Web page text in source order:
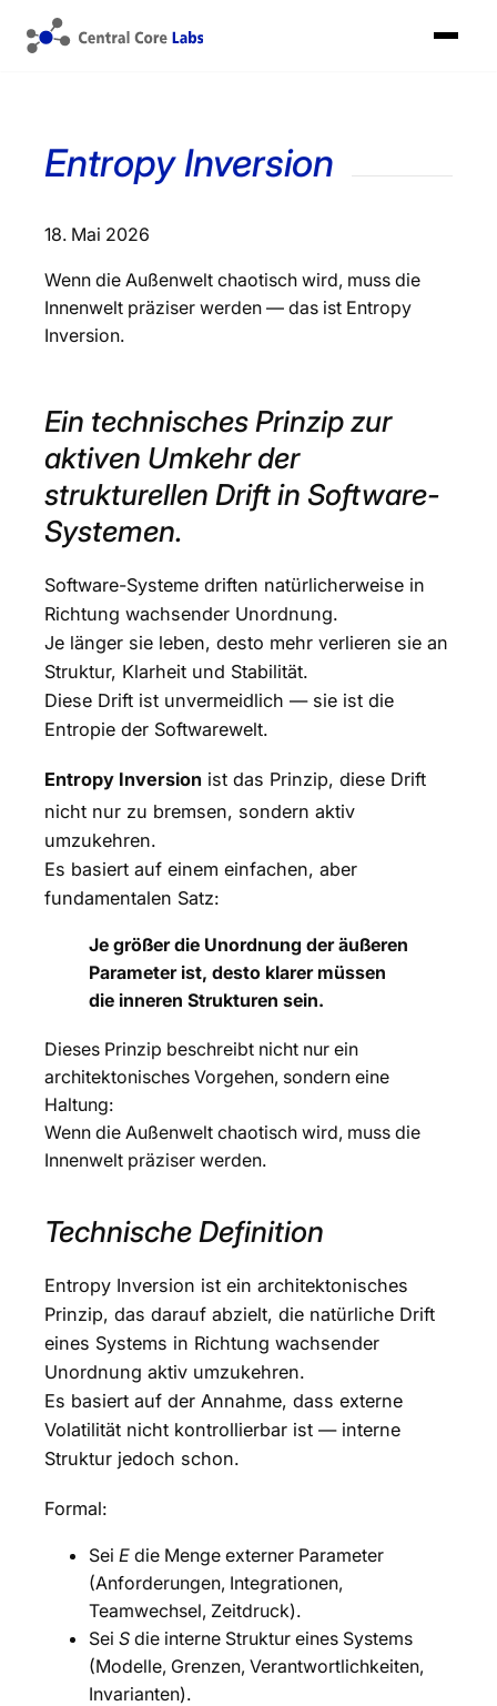
Entropy Inversion
18. Mai 2026
Wenn die Außenwelt chaotisch wird, muss die
Innenwelt präziser werden — das ist Entropy
Inversion.
Ein technisches Prinzip zur
aktiven Umkehr der
strukturellen Drift in Software-
Systemen.
Software-Systeme driften natürlicherweise in
Richtung wachsender Unordnung.
Je länger sie leben, desto mehr verlieren sie an
Struktur, Klarheit und Stabilität.
Diese Drift ist unvermeidlich — sie ist die
Entropie der Softwarewelt.
Entropy Inversion ist das Prinzip, diese Drift
nicht nur zu bremsen, sondern aktiv
umzukehren.
Es basiert auf einem einfachen, aber
fundamentalen Satz:
Je größer die Unordnung der äußeren
Parameter ist, desto klarer müssen
die inneren Strukturen sein.
Dieses Prinzip beschreibt nicht nur ein
architektonisches Vorgehen, sondern eine
Haltung:
Wenn die Außenwelt chaotisch wird, muss die
Innenwelt präziser werden.
Technische Definition
Entropy Inversion ist ein architektonisches
Prinzip, das darauf abzielt, die natürliche Drift
eines Systems in Richtung wachsender
Unordnung aktiv umzukehren.
Es basiert auf der Annahme, dass externe
Volatilität nicht kontrollierbar ist — interne
Struktur jedoch schon.
Formal:
Sei Edie Menge externer Parameter
(Anforderungen, Integrationen,
Teamwechsel, Zeitdruck).
Sei Sdie interne Struktur eines Systems
(Modelle, Grenzen, Verantwortlichkeiten,
Invarianten).